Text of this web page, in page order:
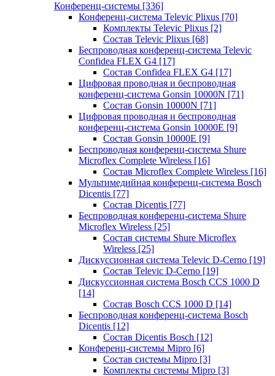
Конференц-системы [336]
Конференц-система Televic Plixus [70]
Комплекты Televic Plixus [2]
Состав Televic Plixus [68]
Беспроводная конференц-система Televic
Confidea FLEX G4 [17]
Состав Confidea FLEX G4 [17]
Цифровая проводная и беспроводная
конференц-система Gonsin 10000N [71]
Состав Gonsin 10000N [71]
Цифровая проводная и беспроводная
конференц-система Gonsin 10000E [9]
Состав Gonsin 10000E [9]
Беспроводная конференц-система Shure
Microflex Complete Wireless [16]
Состав Microflex Complete Wireless [16]
Мультимедийная конференц-система Bosch
Dicentis [77]
Состав Dicentis [77]
Беспроводная конференц-система Shure
Microflex Wireless [25]
Состав системы Shure Microflex
Wireless [25]
Дискуссионная система Televic D-Cerno [19]
Состав Televic D-Cerno [19]
Дискуссионная система Bosch CCS 1000 D
[14]
Состав Bosch CCS 1000 D [14]
Беспроводная конференц-система Bosch
Dicentis [12]
Состав Dicentis Bosch [12]
Конференц-системы Mipro [6]
Состав системы Mipro [3]
Комплекты системы Mipro [3]